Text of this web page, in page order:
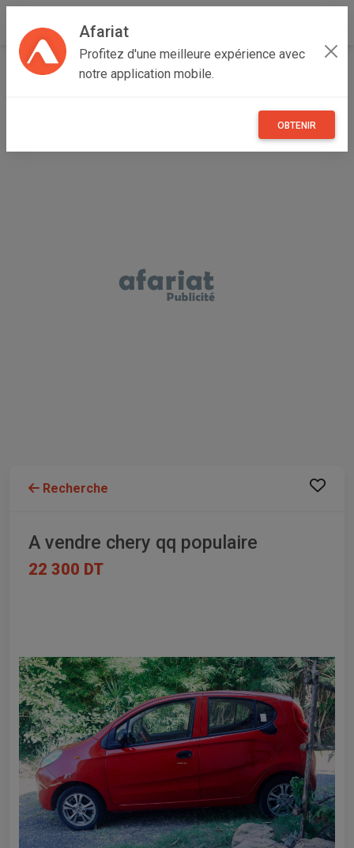
Afariat
Profitez d'une meilleure expérience avec
notre application mobile.
OBTENIR
Accueil Véhicules Grand Tunis
Recherche
A vendre chery qq populaire
22 300 DT